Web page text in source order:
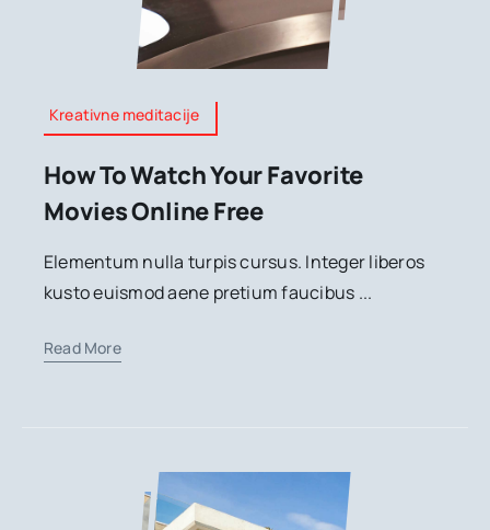
Kreativne meditacije
How To Watch Your Favorite
Movies Online Free
Elementum nulla turpis cursus. Integer liberos
kusto euismod aene pretium faucibus ...
Read More